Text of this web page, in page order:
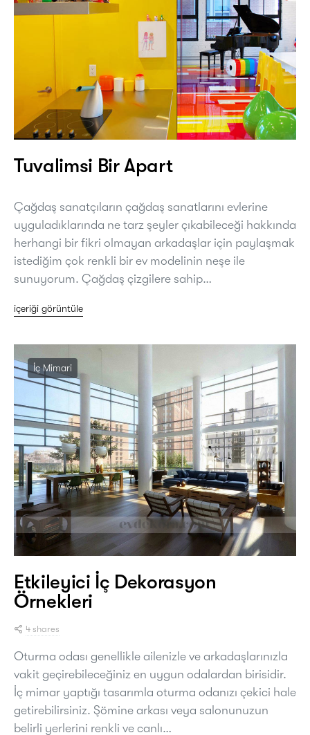
Tuvalimsi Bir Apart
Çağdaş sanatçıların çağdaş sanatlarını evlerine
uyguladıklarında ne tarz şeyler çıkabileceği hakkında
herhangi bir fikri olmayan arkadaşlar için paylaşmak
istediğim çok renkli bir ev modelinin neşe ile
sunuyorum. Çağdaş çizgilere sahip…
içeriği görüntüle
İç Mimari
Etkileyici İç Dekorasyon
Örnekleri
4 shares
Oturma odası genellikle ailenizle ve arkadaşlarınızla
vakit geçirebileceğiniz en uygun odalardan birisidir.
İç mimar yaptığı tasarımla oturma odanızı çekici hale
getirebilirsiniz. Şömine arkası veya salonunuzun
belirli yerlerini renkli ve canlı…